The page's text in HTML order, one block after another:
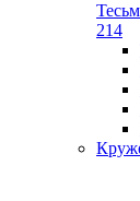
214